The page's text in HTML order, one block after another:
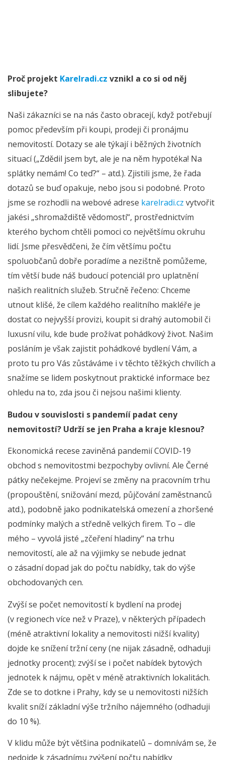
Proč projekt Karelradi.cz vznikl a co si od něj
slibujete?
Naši zákazníci se na nás často obracejí, když potřebují
pomoc především při koupi, prodeji či pronájmu
nemovitostí. Dotazy se ale týkají i běžných životních
situací („Zdědil jsem byt, ale je na něm hypotéka! Na
splátky nemám! Co teď?“ – atd.). Zjistili jsme, že řada
dotazů se buď opakuje, nebo jsou si podobné. Proto
jsme se rozhodli na webové adrese karelradi.cz vytvořit
jakési „shromaždiště vědomostí“, prostřednictvím
kterého bychom chtěli pomoci co největšímu okruhu
lidí. Jsme přesvědčeni, že čím většímu počtu
spoluobčanů dobře poradíme a nezištně pomůžeme,
tím větší bude náš budoucí potenciál pro uplatnění
našich realitních služeb. Stručně řečeno: Chceme
utnout klišé, že cílem každého realitního makléře je
dostat co nejvyšší provizi, koupit si drahý automobil či
luxusní vilu, kde bude prožívat pohádkový život. Našim
posláním je však zajistit pohádkové bydlení Vám, a
proto tu pro Vás zůstáváme i v těchto těžkých chvílích a
snažíme se lidem poskytnout praktické informace bez
ohledu na to, zda jsou či nejsou našimi klienty.
Budou v souvislosti s pandemíí padat ceny
nemovitostí? Udrží se jen Praha a kraje klesnou?
Ekonomická recese zaviněná pandemií COVID-19
obchod s nemovitostmi bezpochyby ovlivní. Ale Černé
pátky nečekejme. Projeví se změny na pracovním trhu
(propouštění, snižování mezd, půjčování zaměstnanců
atd.), podobně jako podnikatelská omezení a zhoršené
podmínky malých a středně velkých firem. To – dle
mého – vyvolá jisté „zčeření hladiny“ na trhu
nemovitostí, ale až na výjimky se nebude jednat
o zásadní dopad jak do počtu nabídky, tak do výše
obchodovaných cen.
Zvýší se počet nemovitostí k bydlení na prodej
(v regionech více než v Praze), v některých případech
(méně atraktivní lokality a nemovitosti nižší kvality)
dojde ke snížení tržní ceny (ne nijak zásadně, odhaduji
jednotky procent); zvýší se i počet nabídek bytových
jednotek k nájmu, opět v méně atraktivních lokalitách.
Zde se to dotkne i Prahy, kdy se u nemovitosti nižších
kvalit sníží základní výše tržního nájemného (odhaduji
do 10 %).
V klidu může být většina podnikatelů – domnívám se, že
nedojde k zásadnímu zvýšení počtu nabídky